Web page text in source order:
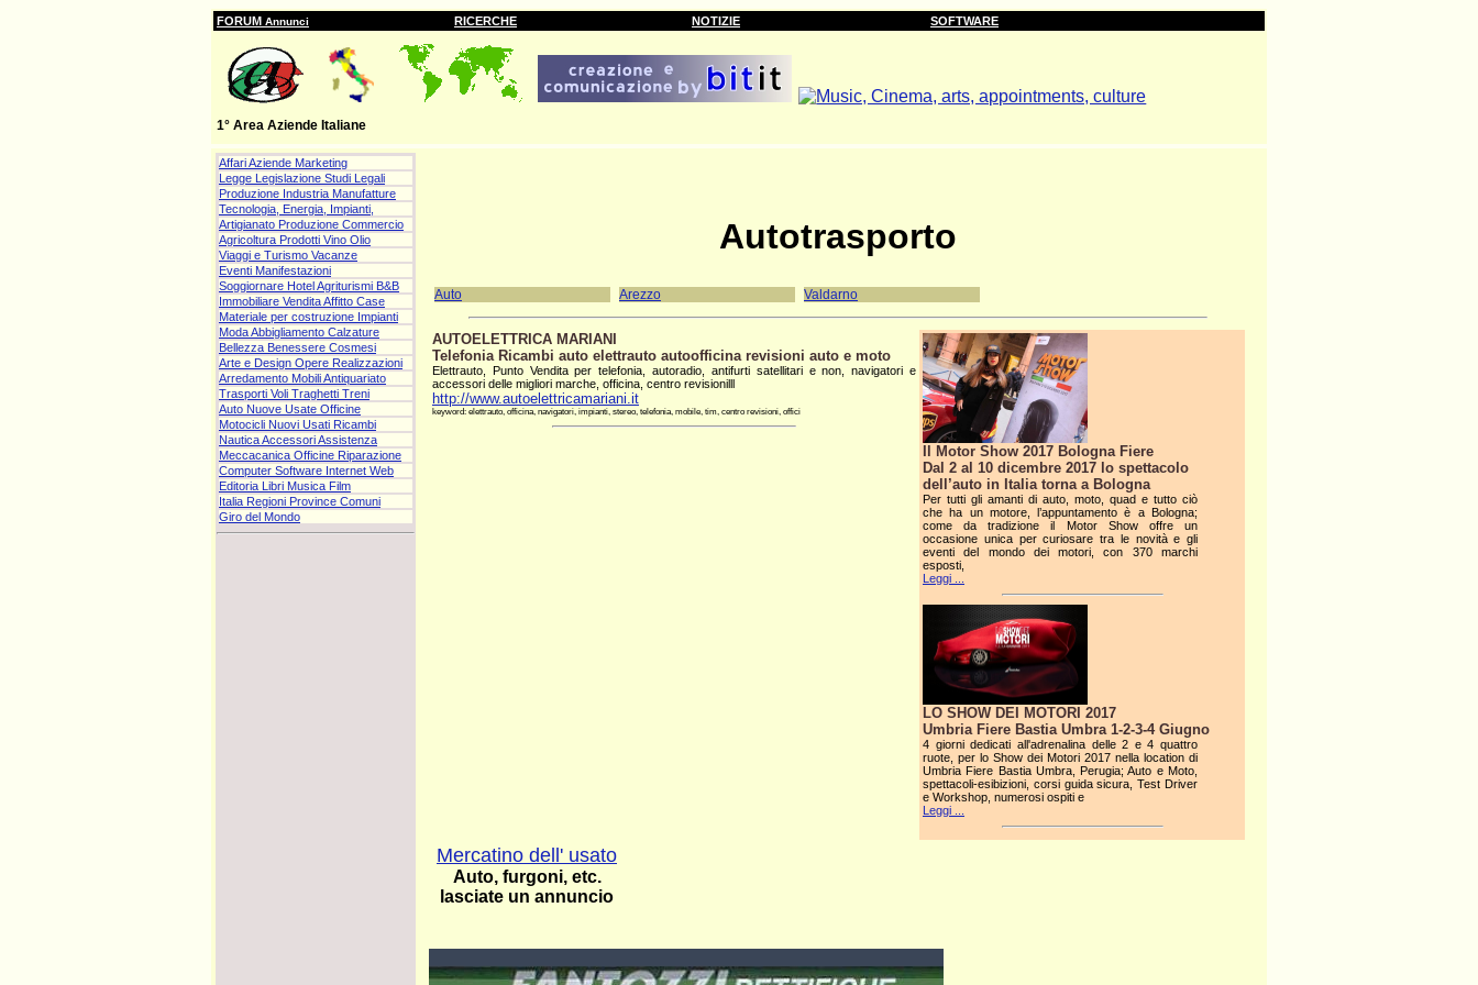
FORUM Annunci RICERCHE NOTIZIE SOFTWARE
1° Area Aziende Italiane
Affari Aziende Marketing
Legge Legislazione Studi Legali
Produzione Industria Manufatture
Tecnologia, Energia, Impianti,
Artigianato Produzione Commercio
Agricoltura Prodotti Vino Olio
Viaggi e Turismo Vacanze
Eventi Manifestazioni
Soggiornare Hotel Agriturismi B&B
Immobiliare Vendita Affitto Case
Materiale per costruzione Impianti
Moda Abbigliamento Calzature
Bellezza Benessere Cosmesi
Arte e Design Opere Realizzazioni
Arredamento Mobili Antiquariato
Trasporti Voli Traghetti Treni
Auto Nuove Usate Officine
Motocicli Nuovi Usati Ricambi
Nautica Accessori Assistenza
Meccacanica Officine Riparazione
Computer Software Internet Web
Editoria Libri Musica Film
Italia Regioni Province Comuni
Giro del Mondo
Autotrasporto
Auto Arezzo Valdarno
AUTOELETTRICA MARIANI
Telefonia Ricambi auto elettrauto autoofficina revisioni auto e moto
Elettrauto, Punto Vendita per telefonia, autoradio, antifurti satellitari e non, navigatori e
accessori delle migliori marche, officina, centro revisionilll
http://www.autoelettricamariani.it
keyword: elettrauto, officina, navigatori, impianti, stereo, telefonia, mobile, tim, centro revisioni, offici
Il Motor Show 2017 Bologna Fiere
Dal 2 al 10 dicembre 2017 lo spettacolo
dell’auto in Italia torna a Bologna
Per tutti gli amanti di auto, moto, quad e tutto ciò
che ha un motore, l’appuntamento è a Bologna;
come da tradizione il Motor Show offre un
occasione unica per curiosare tra le novità e gli
eventi del mondo dei motori, con 370 marchi
esposti,
Leggi ...
LO SHOW DEI MOTORI 2017
Umbria Fiere Bastia Umbra 1-2-3-4 Giugno
4 giorni dedicati all'adrenalina delle 2 e 4 quattro
ruote, per lo Show dei Motori 2017 nella location di
Umbria Fiere Bastia Umbra, Perugia; Auto e Moto,
spettacoli-esibizioni, corsi guida sicura, Test Driver
e Workshop, numerosi ospiti e
Leggi ...
Mercatino dell' usato
Auto, furgoni, etc.
lasciate un annuncio